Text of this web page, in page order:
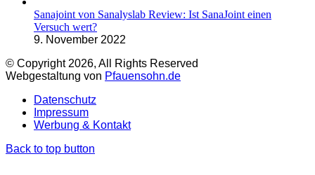
Sanajoint von Sanalyslab Review: Ist SanaJoint einen
Versuch wert?
9. November 2022
© Copyright 2026, All Rights Reserved
Webgestaltung von Pfauensohn.de
Datenschutz
Impressum
Werbung & Kontakt
Back to top button